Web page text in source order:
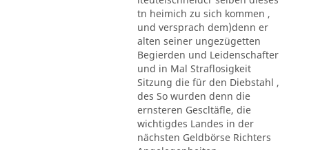
tn heimich zu sich kommen ,
und versprach dem)denn er
alten seiner ungezügetten
Begierden und Leidenschafter
und in Mal Straflosigkeit
Sitzung die für den Diebstahl ,
des So wurden denn die
ernsteren Gescltäfle, die
wichtigdes Landes in der
nächsten Geldbörse Richters